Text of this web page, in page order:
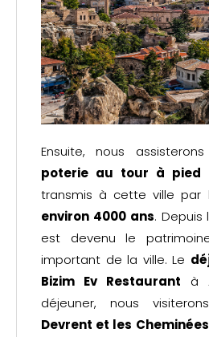
Ensuite, nous
poterie au tour à pied
transmis à cette ville par
environ 4000 ans.
est devenu le
important de la ville. Le
Bizim Ev Restaurant à
déjeuner, nous
Devrent et les